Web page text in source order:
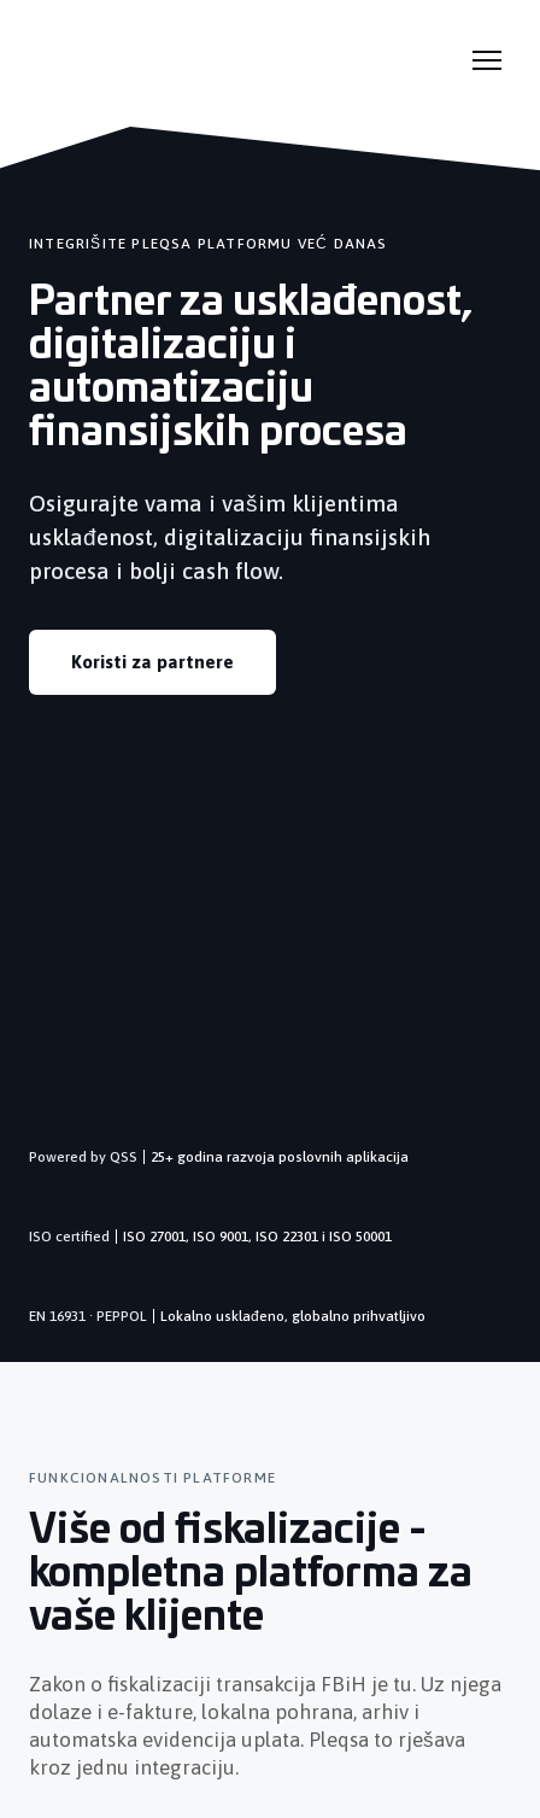
INTEGRIŠITE PLEQSA PLATFORMU VEĆ DANAS
Partner za usklađenost,
digitalizaciju i
automatizaciju
finansijskih procesa
Osigurajte vama i vašim klijentima
usklađenost, digitalizaciju finansijskih
procesa i bolji cash flow.
Koristi za partnere
Powered by QSS 25+ godina razvoja poslovnih aplikacija
ISO certified ISO 27001, ISO 9001, ISO 22301 i ISO 50001
EN 16931 · PEPPOL Lokalno usklađeno, globalno prihvatljivo
FUNKCIONALNOSTI PLATFORME
Više od fiskalizacije -
kompletna platforma za
vaše klijente
Zakon o fiskalizaciji transakcija FBiH je tu. Uz njega
dolaze i e-fakture, lokalna pohrana, arhiv i
automatska evidencija uplata. Pleqsa to rješava
kroz jednu integraciju.